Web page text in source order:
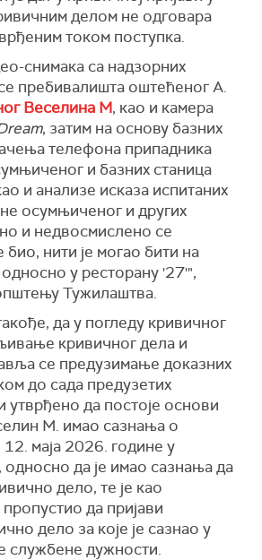
делом не одговара
током поступка.
снимака са надзорних
пребивалишта оштећеног А.
Веселина М, као и камера
, затим на основу базних
телефона припадника
и базних станица
и анализе исказа испитаних
осумњиченог и других
и недвосмислено се
био, нити је могао бити на
односно у ресторану '27'",
Тужилаштва.
да у погледу кривичног
кривичног дела и
се предузимање доказних
до сада предузетих
утврђено да постоје основи
М. имао сазнања о
12. маја 2026. године у
да је имао сазнања да
дело, те је као
да пријави
дело за које је сазнао у
службене дужности.